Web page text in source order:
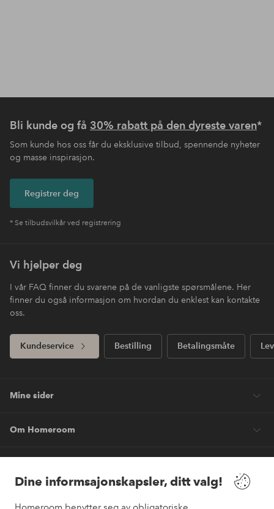
Dine informsajonskapsler, ditt valg!
Bli kunde og få 30% rabatt på den dyreste varen*
Som kunde hos oss får du eksklusive tilbud, spennende nyheter
og masse inspirasjon.
Registrer deg
* Se tilbudsvilkår ved registrering
Vi hjelper deg
I vår FAQ finner du svarene på de vanligste spørsmålene. Her
finner du også informasjon om hvordan du enklest kan kontakte
oss.
Kundeservice Bestilling Betalingsmåte
Mine sider
Om Homeroom